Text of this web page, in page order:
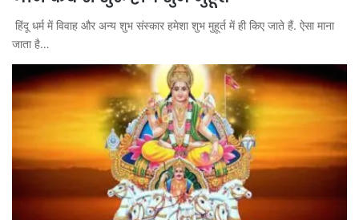
हिंदू धर्म में विवाह और अन्य शुभ संस्कार हमेशा शुभ मुहूर्त में ही किए जाते हैं. ऐसा माना
जाता है…